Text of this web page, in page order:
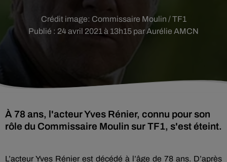
Publié : 24 avril 2021 à 13h15 par Aurélie AMCN
Crédit image: Commissaire Moulin / TF1
À 78 ans, l'acteur Yves Rénier, connu pour son
rôle du Commissaire Moulin sur TF1, s'est éteint.
L’acteur Yves Rénier est décédé à l’âge de 78 ans. D’après